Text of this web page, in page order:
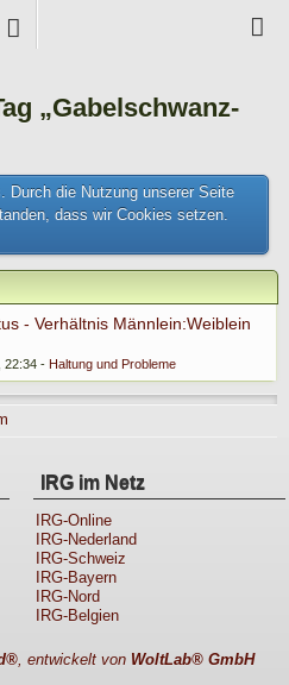
„Gabelschwanz-
Durch die Nutzung unserer Seite
dass wir Cookies setzen.
- Verhältnis Männlein:Weiblein
22:34 Haltung und Probleme
IRG im Netz
IRG-Online
IRG-Nederland
IRG-Schweiz
IRG-Bayern
IRG-Nord
IRG-Belgien
, entwickelt von WoltLab® GmbH